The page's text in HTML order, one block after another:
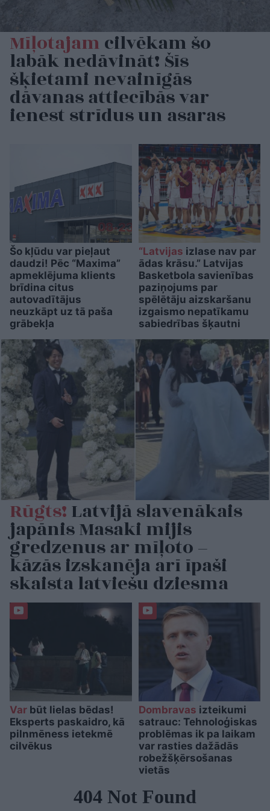
Mīļotajamcilvēkam šo
labāk nedāvināt! Šīs
šķietami nevainīgās
dāvanas attiecībās var
ienest strīdus un asaras
Šo kļūdu var pieļaut
daudzi! Pēc “Maxima”
apmeklējuma klients
brīdina citus
autovadītājus
neuzkāpt uz tā paša
grābekļa
“Latvijas izlase nav par
ādas krāsu.” Latvijas
Basketbola savienības
paziņojums par
spēlētāju aizskaršanu
izgaismo nepatīkamu
sabiedrības šķautni
Rūgts!Latvijā slavenākais
japānis Masaki mijis
gredzenus ar mīļoto –
kāzās izskanēja arī īpaši
skaista latviešu dziesma
Var būt lielas bēdas!
Eksperts paskaidro, kā
pilnmēness ietekmē
cilvēkus
Dombravas izteikumi
satrauc: Tehnoloģiskas
problēmas ik pa laikam
var rasties dažādās
robežšķērsošanas
vietās